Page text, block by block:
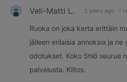
Veli-Matti L. 2 years ago · 1
Ruoka on joka kerta erittäin
jälleen erilaisia annoksia ja
odotukset. Koko 5hlö seurue
palvelusta. Kiitos.